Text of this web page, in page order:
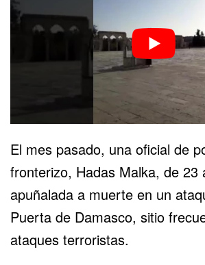
El mes pasado, una oficial de
fronterizo, Hadas Malka, de 23
apuñalada a muerte en un
Puerta de Damasco, sitio
ataques terroristas.